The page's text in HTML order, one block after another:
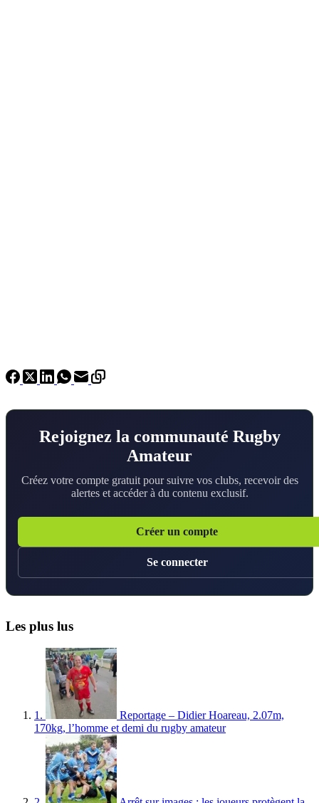
Rejoignez la communauté Rugby
Amateur
Créez votre compte gratuit pour suivre vos clubs, recevoir des
alertes et accéder à du contenu exclusif.
Créer un compte
Se connecter
Les plus lus
1.
Reportage – Didier Hoareau, 2.07m,
170kg, l’homme et demi du rugby amateur